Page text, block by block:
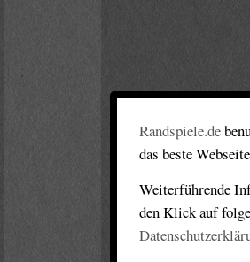
Randspiele.de
das beste
Weiterführende
den Klick auf